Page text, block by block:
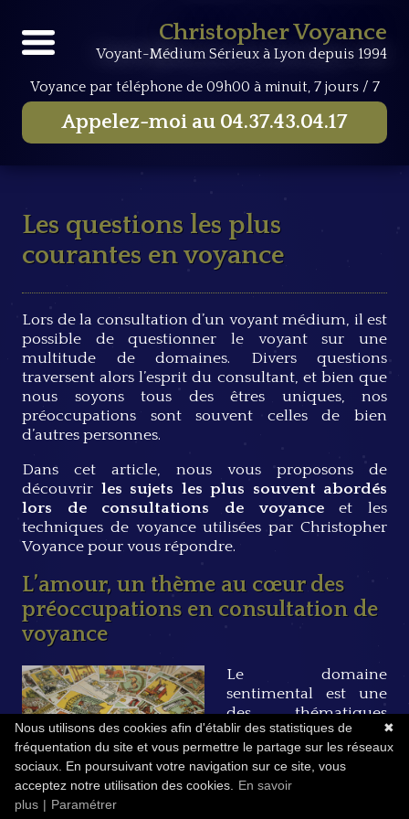
Christopher Voyance
Voyant-Médium Sérieux à Lyon depuis 1994
Voyance par téléphone de 09h00 à minuit, 7 jours / 7
Appelez-moi au04.37.43.04.17
en voyance
Les questions les plus
courantes en voyance
Lors de la consultation d’un voyant médium, il est
possible de questionner le voyant sur une
multitude de domaines. Divers questions
traversent alors l’esprit du consultant, et bien que
nous soyons tous des êtres uniques, nos
préoccupations sont souvent celles de bien
d’autres personnes.
Dans cet article, nous vous proposons de
découvrir les sujets les plus souvent abordés
lors de consultations de voyanceet les
techniques de voyance utilisées par Christopher
Voyance pour vous répondre.
L’amour, un thème au cœur des
préoccupations en consultation de
voyance
Le domaine
sentimental est une
des thématiques
historique pour
laquelle il est possible
de consulter un
voyant. La question
✖
Nous utilisons des cookies afin d'établir des statistiques de
fréquentation du site et vous permettre le partage sur les réseaux
sociaux. En poursuivant votre navigation sur ce site, vous
acceptez notre utilisation des cookies.
En savoir
plus | Paramétrer